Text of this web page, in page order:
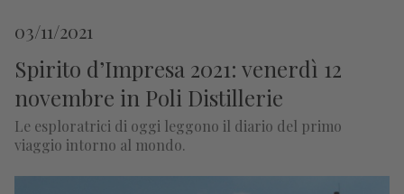
03/11/2021
Spirito d’Impresa 2021: venerdì 12
novembre in Poli Distillerie
Le esploratrici di oggi leggono il diario del primo
viaggio intorno al mondo.